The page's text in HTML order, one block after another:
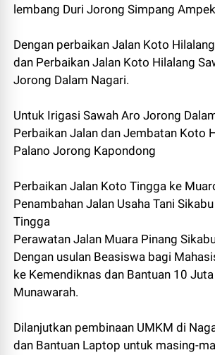
lembang Duri Jorong Simpang Ampek
Dengan perbaikan Jalan Koto
dan Perbaikan Jalan Koto Hilalang
Jorong Dalam Nagari.
Untuk Irigasi Sawah Aro Jorong
Perbaikan Jalan dan Jembatan Koto
Palano Jorong Kapondong
Perbaikan Jalan Koto Tingga ke
Penambahan Jalan Usaha Tani
Tingga
Perawatan Jalan Muara Pinang
Dengan usulan Beasiswa bagi
ke Kemendiknas dan Bantuan 10
Munawarah.
Dilanjutkan pembinaan UMKM di
dan Bantuan Laptop untuk masing-